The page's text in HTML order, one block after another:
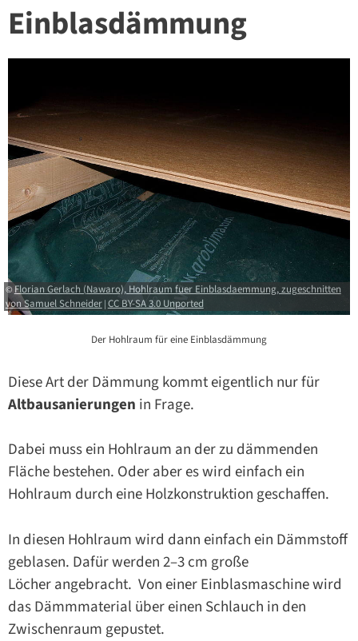
Einblasdämmung
©Florian Gerlach (Nawaro), Hohlraum fuer Einblasdaemmung, zugeschnitten
von Samuel Schneider|CC BY-SA 3.0 Unported
Der Hohlraum für eine Einblasdämmung
Diese Art der Dämmung kommt eigentlich nur für
Altbausanierungen in Frage.
Dabei muss ein Hohlraum an der zu dämmenden
Fläche bestehen. Oder aber es wird einfach ein
Hohlraum durch eine Holzkonstruktion geschaffen.
In diesen Hohlraum wird dann einfach ein Dämmstoff
geblasen. Dafür werden 2–3 cm große
Löcher angebracht. Von einer Einblasmaschine wird
das Dämmmaterial über einen Schlauch in den
Zwischenraum gepustet.